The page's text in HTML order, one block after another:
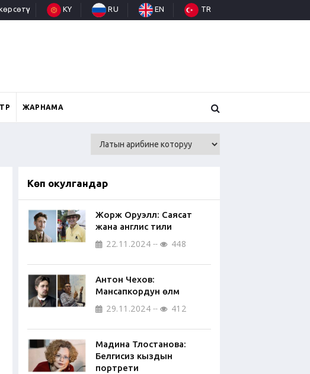
KY RU EN TR
ЖАРНАМА
Көп окулгандар
Жорж Оруэлл: Саясат
жана англис тили
22.11.2024 448
Антон Чехов:
Мансапкордун өлүмү
29.11.2024 412
Мадина Тлостанова:
Белгисиз кыздын
портрети